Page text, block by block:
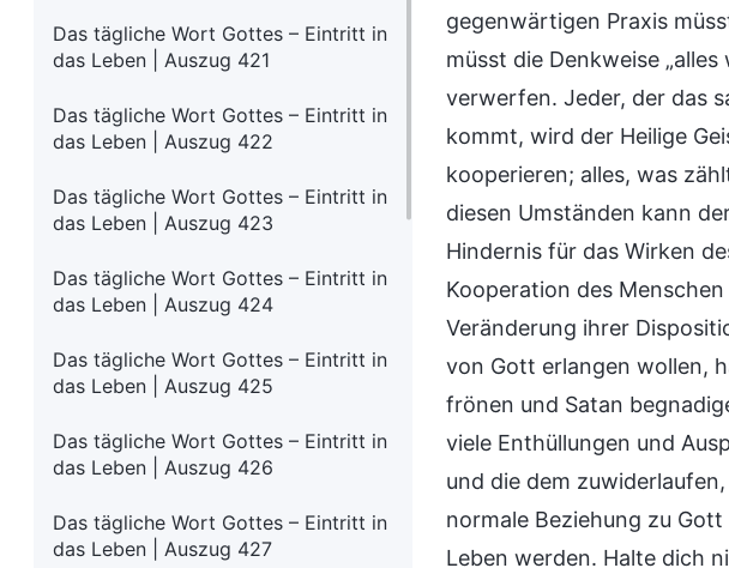
Das tägliche Wort Gottes – Eintritt in
das Leben | Auszug 421
Das tägliche Wort Gottes – Eintritt in
das Leben | Auszug 422
Das tägliche Wort Gottes – Eintritt in
das Leben | Auszug 423
Das tägliche Wort Gottes – Eintritt in
das Leben | Auszug 424
Das tägliche Wort Gottes – Eintritt in
das Leben | Auszug 425
Das tägliche Wort Gottes – Eintritt in
das Leben | Auszug 426
Das tägliche Wort Gottes – Eintritt in
das Leben | Auszug 427
gegenwärtigen Praxis
müsst die Denkweise
verwerfen. Jeder, der das
kommt, wird der Heilige
kooperieren; alles, was
diesen Umständen kann
Hindernis für das Wirken
Kooperation des
Veränderung ihrer
von Gott erlangen wollen,
frönen und Satan
viele Enthüllungen und
und die dem
normale Beziehung zu
Leben werden. Halte dich